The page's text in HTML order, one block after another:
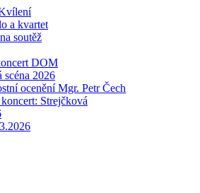
a kvartet
soutěž
DOM
scéna 2026
ocenění Mgr. Petr Čech
Strejčková